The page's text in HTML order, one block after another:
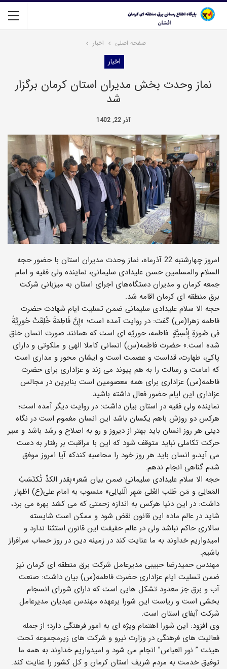
صفحه اصلی اخبار
اخبار
نماز وحدت بخش مدیران استان کرمان برگزار
شد
آذر 22, 1402
امروز چهارشنبه 22 آذرماه، نماز وحدت مدیران استان با حضور حجه
السلام والمسلمین حسن علیدادی سلیمانی، نماینده ولی فقیه و امام
جمعه کرمان و مدیران دستگاه‌های اجرای استان به میزبانی شرکت
برق منطقه ای کرمان اقامه شد.
حجه الا سلام علیدادی سلیمانی ضمن تسلیت ایام شهادت حضرت
فاطمه زهرا(س) گفت: در روایت آمده است؛ «إِنَّ فَاطِمَةَ خُلِقَتْ حُورِیَّةً
فِی صُورَةِ إِنْسِیَّةٍ. فاطمه، حوریّه ‏اى است که همانند صورت انسان خلق
شده است.» حضرت فاطمه(س) انسانی کاملا الهی و ملکوتی و دارای
پاکی، طهارت، قداست و عصمت است و ایشان محور و مداری است
که امامت و رسالت را به هم پیوند می زند و عزاداری برای حضرت
فاطمه(س) عزاداری برای همه معصومین است بنابرین در مجالس
عزاداری این ایام حضور فعال داشته باشید.
نماینده ولی فقیه در استان بیان داشت: در روایت دیگر آمده است؛
هرکس دو روزش باهم یکسان باشد این انسان مغموم است در نگاه
دینی هر روز انسان باید بهتر از دیروز و رو به اصلاح و رشد باشد و سیر
حرکت تکاملی نباید متوقف شود که این با مراقبت بر رفتار به دست
می آید،و انسان باید هر روز خود را محاسبه کندکه آیا امروز موفق
شدم گناهی انجام ندهم.
حجه الا سلام علیدادی سلیمانی ضمن بیان شعر«بِقدر الکدِّ تُکتَسَبُ
المَعالِی و مَن طَلب العُلی سَهِر الّلیالِی» منسوب به امام علی(ع) اظهار
داشت: در این دنیا هرکس به اندازه زحمتی که می کشد بهره می برد،
شاید در عالم ماده این قانون نقض شود و ممکن است شایسته
سالاری حاکم نباشد ولی در عالم حقیقت این قانون استثنا ندارد و
امیدواریم خداوند به ما عنایت کند در زمینه دین در روز حساب سرافراز
باشیم.
مهندس حمیدرضا حبیبی مدیرعامل شرکت برق منطقه ای کرمان نیز
ضمن تسلیت ایام عزاداری حضرت فاطمه(س) بیان داشت: صنعت
آب و برق جز معدود تشکل هایی است که دارای شورای انسجام
بخشی است و ریاست این شورا برعهده مهندس عبدیان مدیرعامل
شرکت آبفای استان است.
وی افزود: این شورا اهتمام ویژه ای به امور فرهنگی دارد؛ از جمله
فعالیت های فرهنگی در وزارت نیرو و شرکت های زیرمجموعه تحت
هیئت ” نور العباس” انجام می شود و امیدواریم خداوند به همه ما
توفیق خدمت به مردم شریف استان کرمان و کل کشور را عنایت کند.